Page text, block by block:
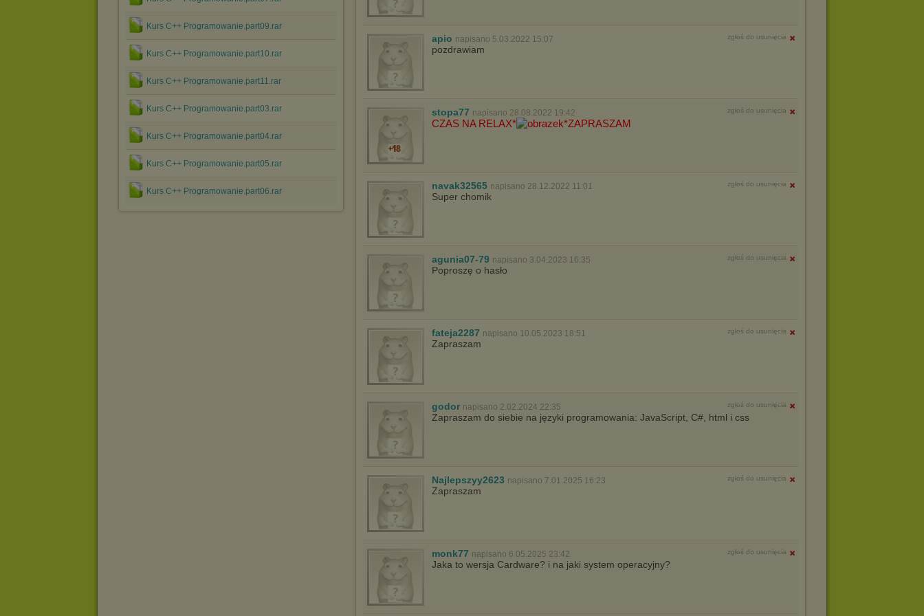
http://chomikuj.pl/PolitykaPrywatnosci.aspx.
Kurs C++ Programowanie.part09.rar
Kurs C++ Programowanie.part10.rar
Kurs C++ Programowanie.part11.rar
Kurs C++ Programowanie.part03.rar
Kurs C++ Programowanie.part04.rar
Kurs C++ Programowanie.part05.rar
Kurs C++ Programowanie.part06.rar
apio napisano 5.03.2022 15:07 zgłoś do usunięcia
pozdrawiam
stopa77 napisano 28.08.2022 19:42 zgłoś do usunięcia
CZAS NA RELAX* *ZAPRASZAM
navak32565 napisano 28.12.2022 11:01 zgłoś do usunięcia
Super chomik
agunia07-79 napisano 3.04.2023 16:35 zgłoś do usunięcia
Poproszę o hasło
fateja2287 napisano 10.05.2023 18:51 zgłoś do usunięcia
Zapraszam
godor napisano 2.02.2024 22:35 zgłoś do usunięcia
Zapraszam do siebie na języki programowania: JavaScript, C#, html i css
Najlepszyy2623 napisano 7.01.2025 16:23 zgłoś do usunięcia
Zapraszam
monk77 napisano 6.05.2025 23:42 zgłoś do usunięcia
Jaka to wersja Cardware? i na jaki system operacyjny?